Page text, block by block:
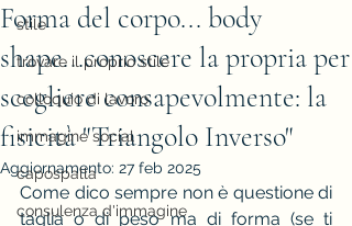
stile
trovare il proprio stile
colloquio di lavoro
immagine social
capospalla
consulenza d'immagine
Forma del corpo... body
shape...conoscere la propria per
scegliere consapevolmente: la
fisicità "Triangolo Inverso"
Aggiornamento: 27 feb 2025
Come dico sempre non è questione di
taglia o di peso ma di forma (se ti